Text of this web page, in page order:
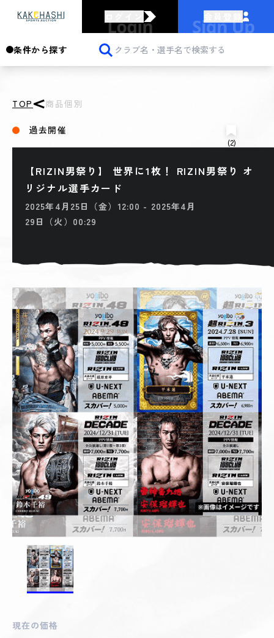
条件から探す
TOP 商品個別
過去開催
(2)
【RIZIN男祭り】 世界に1枚！ RIZIN男祭り オ
リジナル選手カード
2025年4月25日（金）12:00 - 2025年4月
29日（火）00:29
現在の価格